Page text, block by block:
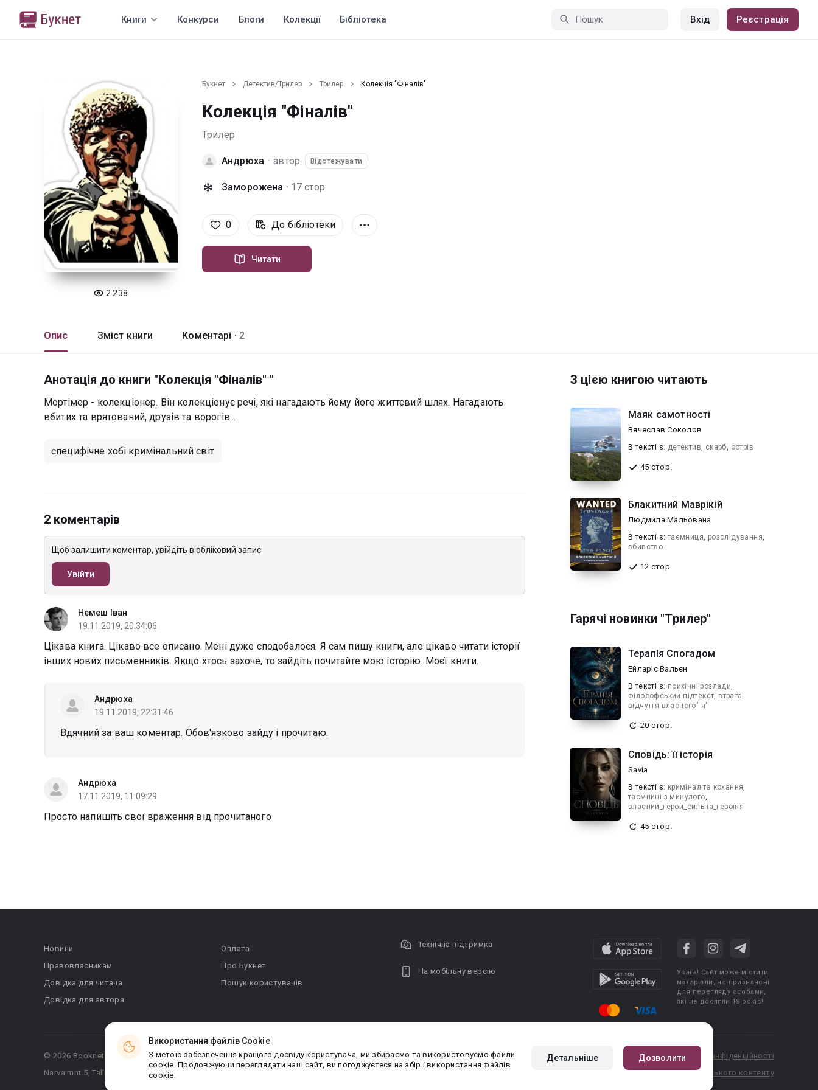
Книги Конкурси Блоги Колекції Бібліотека Вхід Реєстрація
2 238
Букнет Детектив/Трилер Трилер Колекція "Фіналів"
Колекція "Фіналів"
Трилер
Андрюха · автор Відстежувати
Заморожена · 17 стор.
0 До бібліотеки
Читати
Опис Зміст книги Коментарі · 2
Анотація до книги "Колекція "Фіналів" "
Мортімер - колекціонер. Він колекціонує речі, які нагадають йому його життєвий шлях. Нагадають
вбитих та врятований, друзів та ворогів...
специфічне хобі кримінальний світ
2 коментарів
Щоб залишити коментар, увійдіть в обліковий запис
Увійти
Немеш Іван
19.11.2019, 20:34:06
Цікава книга. Цікаво все описано. Мені дуже сподобалося. Я сам пишу книги, але цікаво читати історії
інших нових письменників. Якщо хтось захоче, то зайдіть почитайте мою історію. Моєї книги.
Андрюха
19.11.2019, 22:31:46
Вдячний за ваш коментар. Обов'язково зайду і прочитаю.
Андрюха
17.11.2019, 11:09:29
Просто напишіть свої враження від прочитаного
З цією книгою читають
Маяк самотності
Вячеслав Соколов
В текcті є: детектив, скарб, острів
45 стор.
Блакитний Маврікій
Людмила Мальована
В текcті є:таємниця, розслідування,
вбивство
12 стор.
Гарячі новинки "Трилер"
ТерапІя Спогадом
Ейларіс Вальєн
В текcті є: психічні розлади,
філософський підтекст, втрата
відчуття власного" я"
20 стор.
Сповідь: її історія
Savia
В текcті є: кримінал та кохання,
таємниці з минулого,
власний_герой_сильна_героїня
45 стор.
Використання файлів Cookie
З метою забезпечення кращого досвіду користувача, ми збираємо та використовуємо файли
cookie. Продовжуючи переглядати наш сайт, ви погоджуєтеся на збір і використання файлів
cookie.
Детальніше Дозволити
Новини
Правовласникам
Довідка для читача
Довідка для автора
Оплата
Про Букнет
Пошук користувачів
Технічна підтримка
На мобільну версію
Увага! Сайт може містити
матеріали, не призначені
для перегляду особами,
які не досягли 18 років!
© 2026 Booknet. Всі права захищено.
Narva mnt 5, Tallinn 10117, Естонія
Privacy policy Угода користувача
Політика конфіденційності
Правила публікації авторського контенту